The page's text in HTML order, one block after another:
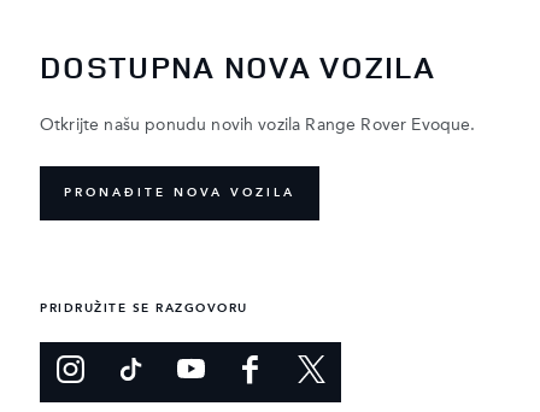
DOSTUPNA NOVA VOZILA
Otkrijte našu ponudu novih vozila Range Rover Evoque.
PRONAĐITE NOVA VOZILA
PRIDRUŽITE SE RAZGOVORU